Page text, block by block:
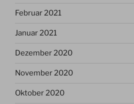
Februar 2021
Januar 2021
Dezember 2020
November 2020
Oktober 2020